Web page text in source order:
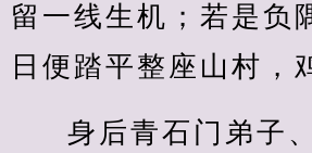
留一线生机；若是负
日便踏平整座山村，
身后青石门弟子